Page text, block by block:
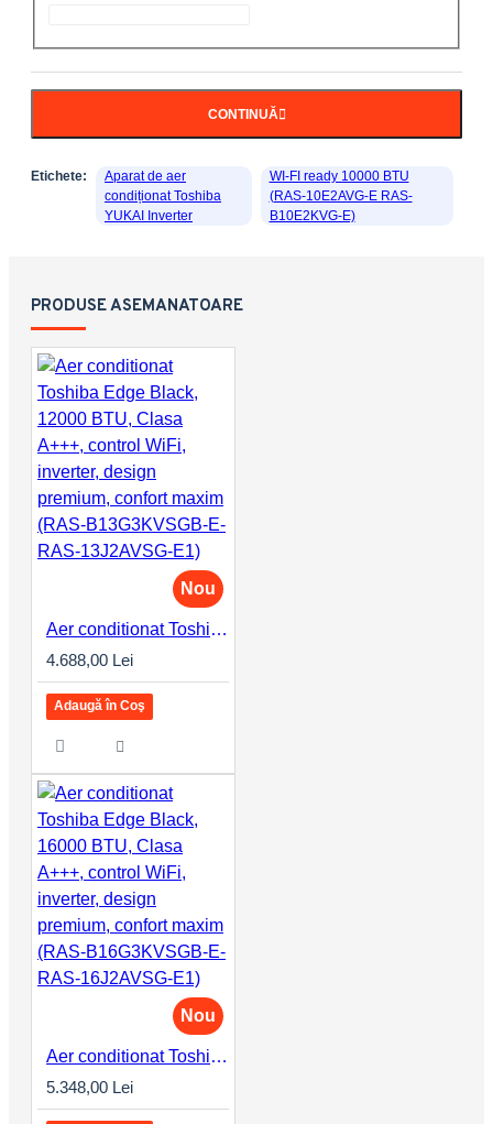
CONTINUĂ
Etichete:
Aparat de aer
condiționat Toshiba
YUKAI Inverter
WI-FI ready 10000 BTU
(RAS-10E2AVG-E RAS-
B10E2KVG-E)
PRODUSE ASEMANATOARE
Nou
Aer conditionat Toshiba Edge Black, 12000 BTU, Clasa A+++, control WiFi, inverter, design premium, confort maxim (RAS-B13G3KVSGB-E-RAS-13J2AVSG-E1)
4.688,00 Lei
Adaugă în Coş
Nou
Aer conditionat Toshiba Edge Black, 16000 BTU, Clasa A+++, control WiFi, inverter, design premium, confort maxim (RAS-B16G3KVSGB-E-RAS-16J2AVSG-E1)
5.348,00 Lei